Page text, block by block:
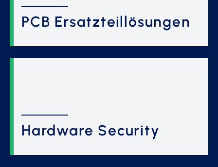
PCB Ersatzteillösungen
Hardware Security